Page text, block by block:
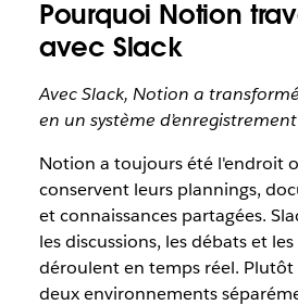
Pourquoi Notion
avec Slack
Avec Slack, Notion a
en un système
Notion a toujours été l'endroit
conservent leurs plannings,
et connaissances partagées.
les discussions, les débats et
déroulent en temps réel.
deux environnements